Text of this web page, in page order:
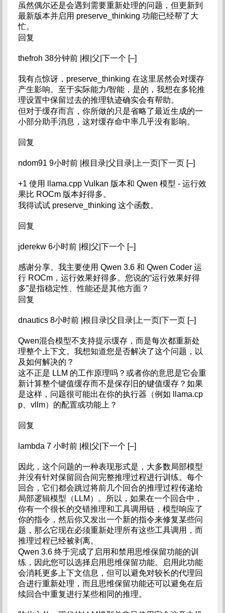
虽然偶尔还是会遇到需要重新处理的问题，但更新到
最新版本并启用 preserve_thinking 功能已经帮了大
忙。
回复
thefroh 38分钟前 |根|父|下一个 [–]
我有点惊讶，preserve_thinking 在这里居然会对缓存
产生影响。至于实际能力/智能，是的，我想在多轮推
理设置中保留过去的推理轨迹确实会有帮助。
但对于缓存而言，你所做的只是省略了最近生成的一
小部分助手消息，这对缓存命中率几乎没有影响。
回复
ndom91 9小时前 |根目录|父目录|上一页|下一页 [–]
+1 使用 llama.cpp Vulkan 版本和 Qwen 模型 - 运行效
果比 ROCm 版本好得多。
我得试试 preserve_thinking 这个函数。
回复
jderekw 6小时前 |根|父|下一个 [–]
感谢分享。我主要使用 Qwen 3.6 和 Qwen Coder 运
行 ROCm，运行效果好得多。您说的“运行效果好得
多”是指稳定性、性能还是其他方面？
回复
dnautics 8小时前 |根目录|父目录|上一页|下一页 [–]
Qwen混合模型不支持提示缓存，而是每次都重新处
理整个上下文。我想知道您是否解决了这个问题，以
及如何解决的？
这不正是 LLM 的工作原理吗？或者你的意思是它会重
新计算整个键值缓存而不是保存旧的键值缓存？如果
是这样，问题很可能出在你的执行器（例如 llama.cp
p、vllm）的配置或功能上？
回复
lambda 7 小时前 |根|父|下一个 [–]
因此，这个问题的一种表现形式是，大多数局部模型
并没有针对保留回合间完整推理过程进行训练。每个
回合，它们都会跳过将前几个回合的推理过程传递给
局部逻辑模型（LLM）。所以，如果在一个回合中，
你有一个很长的交错推理和工具调用链，模型响应了
你的指令，然后你又发出一个新的指令来修复某些问
题，那么它现在必须重新处理所有这些工具调用，而
推理过程已经被剥离。
Qwen 3.6 终于完成了启用和禁用思维保留功能的训
练，因此您可以选择启用思维保留功能。启用此功能
会消耗更多上下文信息，但可以避免对较长的代理回
合进行重新处理，而且思维保留功能还可以避免在后
续回合中重复进行某些相同的推理。